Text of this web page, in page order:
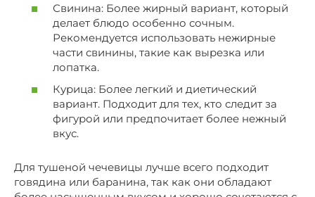
Свинина: Более жирный вариант, который
делает блюдо особенно сочным.
Рекомендуется использовать нежирные
части свинины, такие как вырезка или
лопатка.
Курица: Более легкий и диетический
вариант. Подходит для тех, кто следит за
фигурой или предпочитает более нежный
вкус.
Для тушеной чечевицы лучше всего подходит
говядина или баранина, так как они обладают